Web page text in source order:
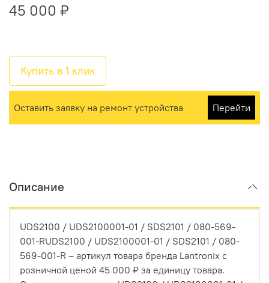
45 000 ₽
Купить в 1 клик
Оставить заявку на ремонт устройства Перейти
Описание
UDS2100 / UDS2100001-01 / SDS2101 / 080-569-
001-RUDS2100 / UDS2100001-01 / SDS2101 / 080-
569-001-R – артикул товара бренда Lantronix с
розничной ценой 45 000 ₽ за единицу товара.